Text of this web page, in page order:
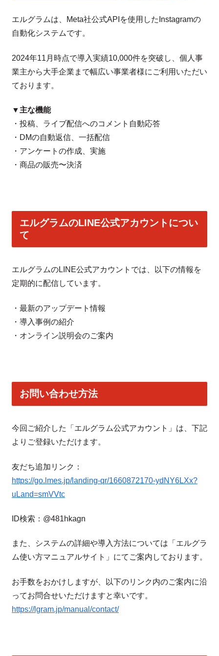
エルグラムは、Meta社公式APIを使用したInstagramの
自動化システムです。
2024年11月時点で導入実績10,000件を突破し、個人事
業主から大手企業まで幅広い事業者様にご利用いただい
ております。
▼主な機能
・投稿、ライブ配信へのコメント自動応答
・DMの自動返信、一括配信
・アンケートの作成、実施
・商品の販売〜決済
エルグラムのLINE公式アカウントについ
て
エルグラムのLINE公式アカウントでは、以下の情報を
定期的に配信しています。
・最新のアップデート情報
・導入事例の紹介
・オンライン説明会のご案内
お問い合わせ方法
今回ご紹介した「エルグラム公式アカウント」は、下記
よりご登録いただけます。
友だち追加リンク：
https://go.lmes.jp/landing-qr/1660872170-ydNY6LXx?
uLand=smVVtc
ID検索：@481hkagn
また、システムの詳細や導入方法については「エルグラ
ム使い方マニュアルサイト」にてご案内しております。
お手数をおかけしますが、以下のリンク内のご案内に沿
ってお問合せいただけますと幸いです。
https://lgram.jp/manual/contact/